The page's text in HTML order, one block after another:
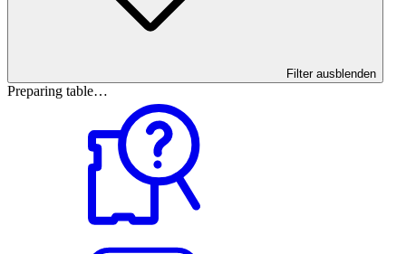
Filter ausblenden
Preparing table…